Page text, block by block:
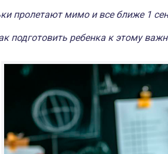
пролетают мимо и все ближе 1
подготовить ребенка к этому